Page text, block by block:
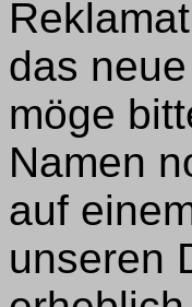
das
möge
Namen
auf
unseren